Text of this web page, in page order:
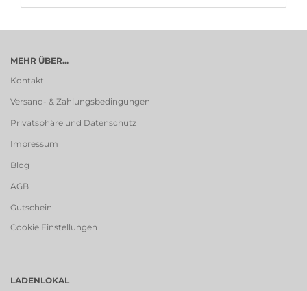
MEHR ÜBER...
Kontakt
Versand- & Zahlungsbedingungen
Privatsphäre und Datenschutz
Impressum
Blog
AGB
Gutschein
Cookie Einstellungen
LADENLOKAL